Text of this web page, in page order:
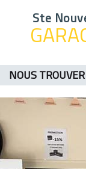
Ste
NOUS TROUVER